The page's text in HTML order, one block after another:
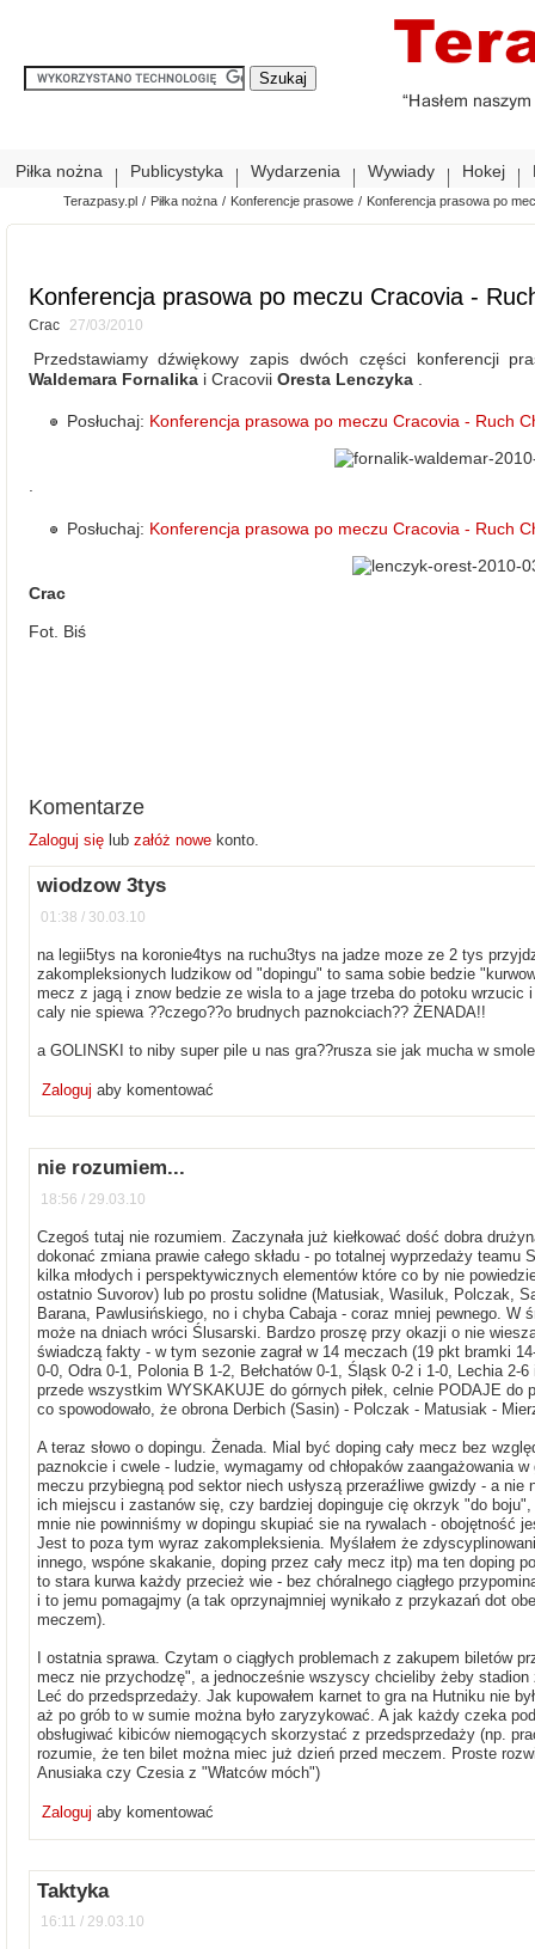
Piłka nożna Publicystyka Wydarzenia Wywiady Hokej
Terazpasy.pl / Piłka nożna / Konferencje prasowe / Konferencja prasowa po
Konferencja prasowa po meczu Cracovia -
Crac 27/03/2010
Przedstawiamy dźwiękowy zapis dwóch części konferencji
Waldemara Fornalika i Cracovii Oresta Lenczyka
Posłuchaj: Konferencja prasowa po meczu Cracovia - Ruch
.
Posłuchaj: Konferencja prasowa po meczu Cracovia - Ruch
Crac
Fot. Biś
Komentarze
Zaloguj się lub załóż nowe konto.
wiodzow 3tys
01:38 / 30.03.10
na legii5tys na koronie4tys na ruchu3tys na jadze moze ze 2 tys
zakompleksionych ludzikow od "dopingu" to sama sobie bedzie
mecz z jagą i znow bedzie ze wisla to a jage trzeba do potoku
caly nie spiewa ??czego??o brudnych paznokciach?? ŻENADA!!
a GOLINSKI to niby super pile u nas gra??rusza sie jak mucha w
Zalogujaby komentować
nie rozumiem...
18:56 / 29.03.10
Czegoś tutaj nie rozumiem. Zaczynała już kiełkować dość dobra
dokonać zmiana prawie całego składu - po totalnej wyprzedaży teamu
kilka młodych i perspektywicznych elementów które co by nie
ostatnio Suvorov) lub po prostu solidne (Matusiak, Wasiluk, Polczak,
Barana, Pawlusińskiego, no i chyba Cabaja - coraz mniej pewnego. W
może na dniach wróci Ślusarski. Bardzo proszę przy okazji o nie
świadczą fakty - w tym sezonie zagrał w 14 meczach (19 pkt bramki
0-0, Odra 0-1, Polonia B 1-2, Bełchatów 0-1, Śląsk 0-2 i 1-0, Lechia 2-
przede wszystkim WYSKAKUJE do górnych piłek, celnie PODAJE do
co spowodowało, że obrona Derbich (Sasin) - Polczak - Matusiak -
A teraz słowo o dopingu. Żenada. Mial być doping cały mecz bez
paznokcie i cwele - ludzie, wymagamy od chłopaków zaangażowania
meczu przybiegną pod sektor niech usłyszą przeraźliwe gwizdy - a
ich miejscu i zastanów się, czy bardziej dopinguje cię okrzyk "do
mnie nie powinniśmy w dopingu skupiać sie na rywalach - obojętność
Jest to poza tym wyraz zakompleksienia. Myślałem że
innego, wspóne skakanie, doping przez cały mecz itp) ma ten doping
to stara kurwa każdy przecież wie - bez chóralnego ciągłego
i to jemu pomagajmy (a tak oprzynajmniej wynikało z przykazań dot
meczem).
I ostatnia sprawa. Czytam o ciągłych problemach z zakupem biletów
mecz nie przychodzę", a jednocześnie wszyscy chcieliby żeby stadion
Leć do przedsprzedaży. Jak kupowałem karnet to gra na Hutniku nie
aż po grób to w sumie można było zaryzykować. A jak każdy czeka
obsługiwać kibiców niemogących skorzystać z przedsprzedaży (np.
rozumie, że ten bilet można miec już dzień przed meczem. Proste
Anusiaka czy Czesia z "Włatców móch")
Zalogujaby komentować
Taktyka
16:11 / 29.03.10